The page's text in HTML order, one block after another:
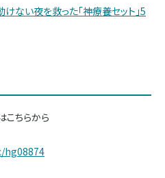
けない夜を救った「神療養セット」5
こちらから
hg08874